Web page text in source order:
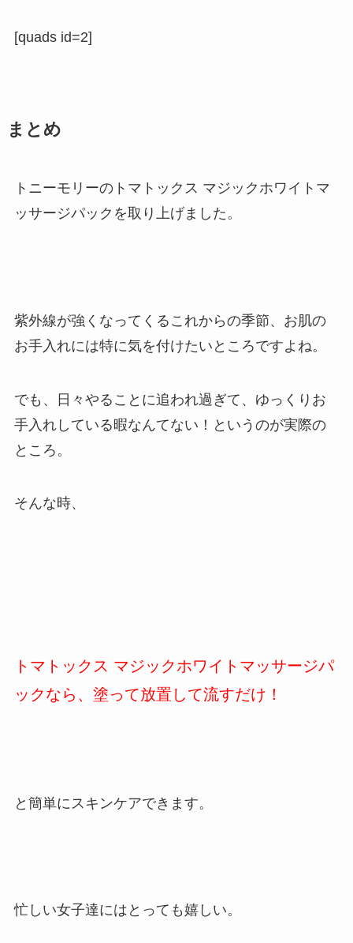
[quads id=2]
まとめ
トニーモリーのトマトックス マジックホワイトマ
ッサージパックを取り上げました。
紫外線が強くなってくるこれからの季節、お肌の
お手入れには特に気を付けたいところですよね。
でも、日々やることに追われ過ぎて、ゆっくりお
手入れしている暇なんてない！というのが実際の
ところ。
そんな時、
トマトックス マジックホワイトマッサージパ
ックなら、塗って放置して流すだけ！
と簡単にスキンケアできます。
忙しい女子達にはとっても嬉しい。